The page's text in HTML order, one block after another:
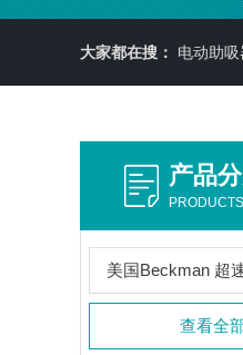
大家都在搜： 电动助
产品
PRODUCTS
查看全